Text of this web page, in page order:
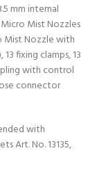
mm internal
Mist Nozzles
Mist Nozzle with
fixing clamps, 13
with control
connector
with
Art. No. 13135,